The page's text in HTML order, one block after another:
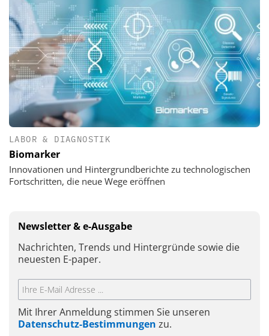
LABOR & DIAGNOSTIK
Biomarker
Innovationen und Hintergrundberichte zu technologischen
Fortschritten, die neue Wege eröffnen
Newsletter & e-Ausgabe
Nachrichten, Trends und Hintergründe sowie die
neuesten E-paper.
Mit Ihrer Anmeldung stimmen Sie unseren
Datenschutz-Bestimmungen zu.